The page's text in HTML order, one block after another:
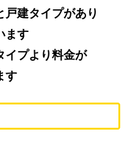
戸建タイプがあり
ます
イプより料金が
す